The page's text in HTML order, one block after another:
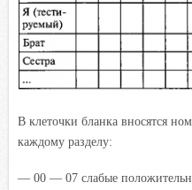
В клеточки бланка вносятся
каждому разделу:
— 00 — 07 слабые